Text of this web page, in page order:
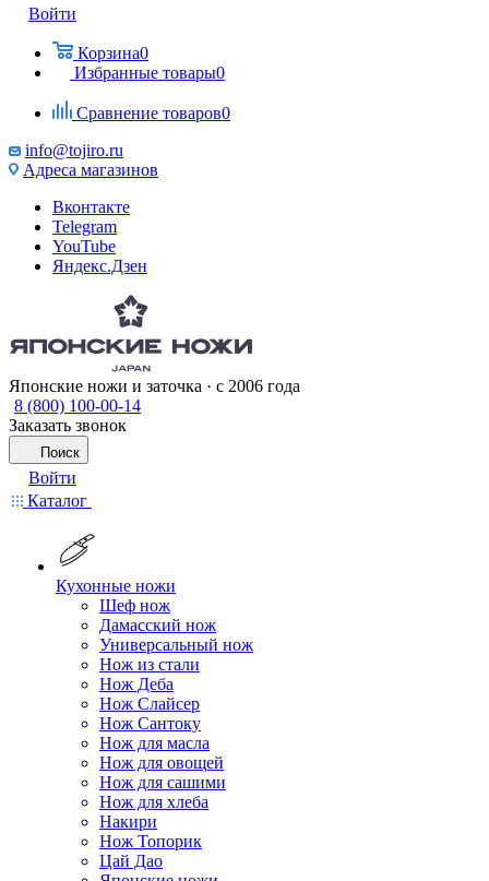
Войти
Корзина0
Избранные товары0
Сравнение товаров0
info@tojiro.ru
Адреса магазинов
Вконтакте
Telegram
YouTube
Яндекс.Дзен
Японские ножи и заточка · с 2006 года
8 (800) 100-00-14
Заказать звонок
Поиск
Войти
Каталог
Кухонные ножи
Шеф нож
Дамасский нож
Универсальный нож
Нож из стали
Нож Деба
Нож Слайсер
Нож Сантоку
Нож для масла
Нож для овощей
Нож для сашими
Нож для хлеба
Накири
Нож Топорик
Цай Дао